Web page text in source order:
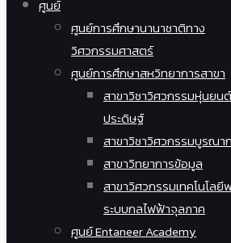
ศูนย์
ศูนย์การศึกษานานาชาติทาง
วิศวกรรมศาสตร์
ศูนย์การศึกษาสหวิทยาการสาขา
สาขาวิชาวิศวกรรมหุ่นย
ประดิษฐ์
สาขาวิชาวิศวกรรมบูรณา
สาขาวิทยาการข้อมูล
สาขาวิศวกรรมเทคโนโลยี
ระบบกลไฟฟ้าจุลภาค
ศูนย์ Entaneer Academy